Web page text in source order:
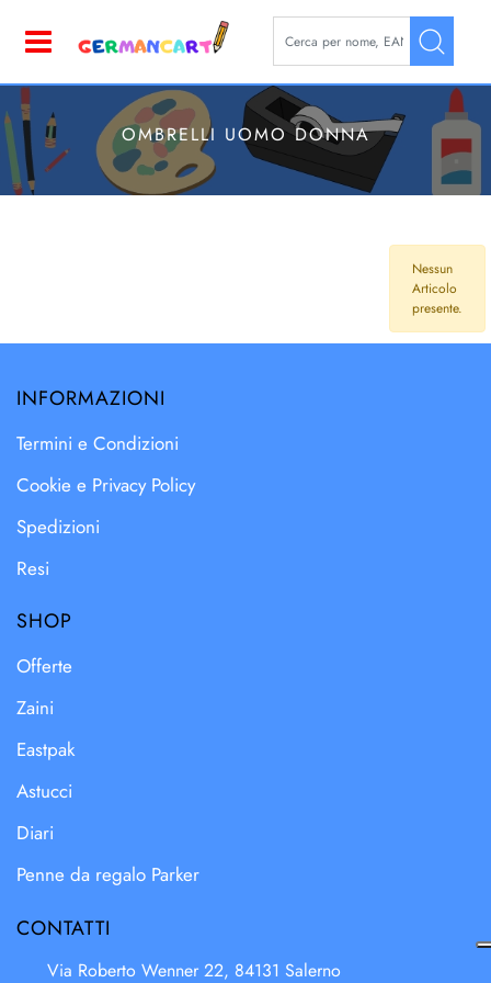
La modifica di un filtro
OMBRELLI UOMO DONNA
Nessun
Articolo
presente.
INFORMAZIONI
Termini e Condizioni
Cookie e Privacy Policy
Spedizioni
Resi
SHOP
Offerte
Zaini
Eastpak
Astucci
Diari
Penne da regalo Parker
CONTATTI
Via Roberto Wenner 22, 84131 Salerno